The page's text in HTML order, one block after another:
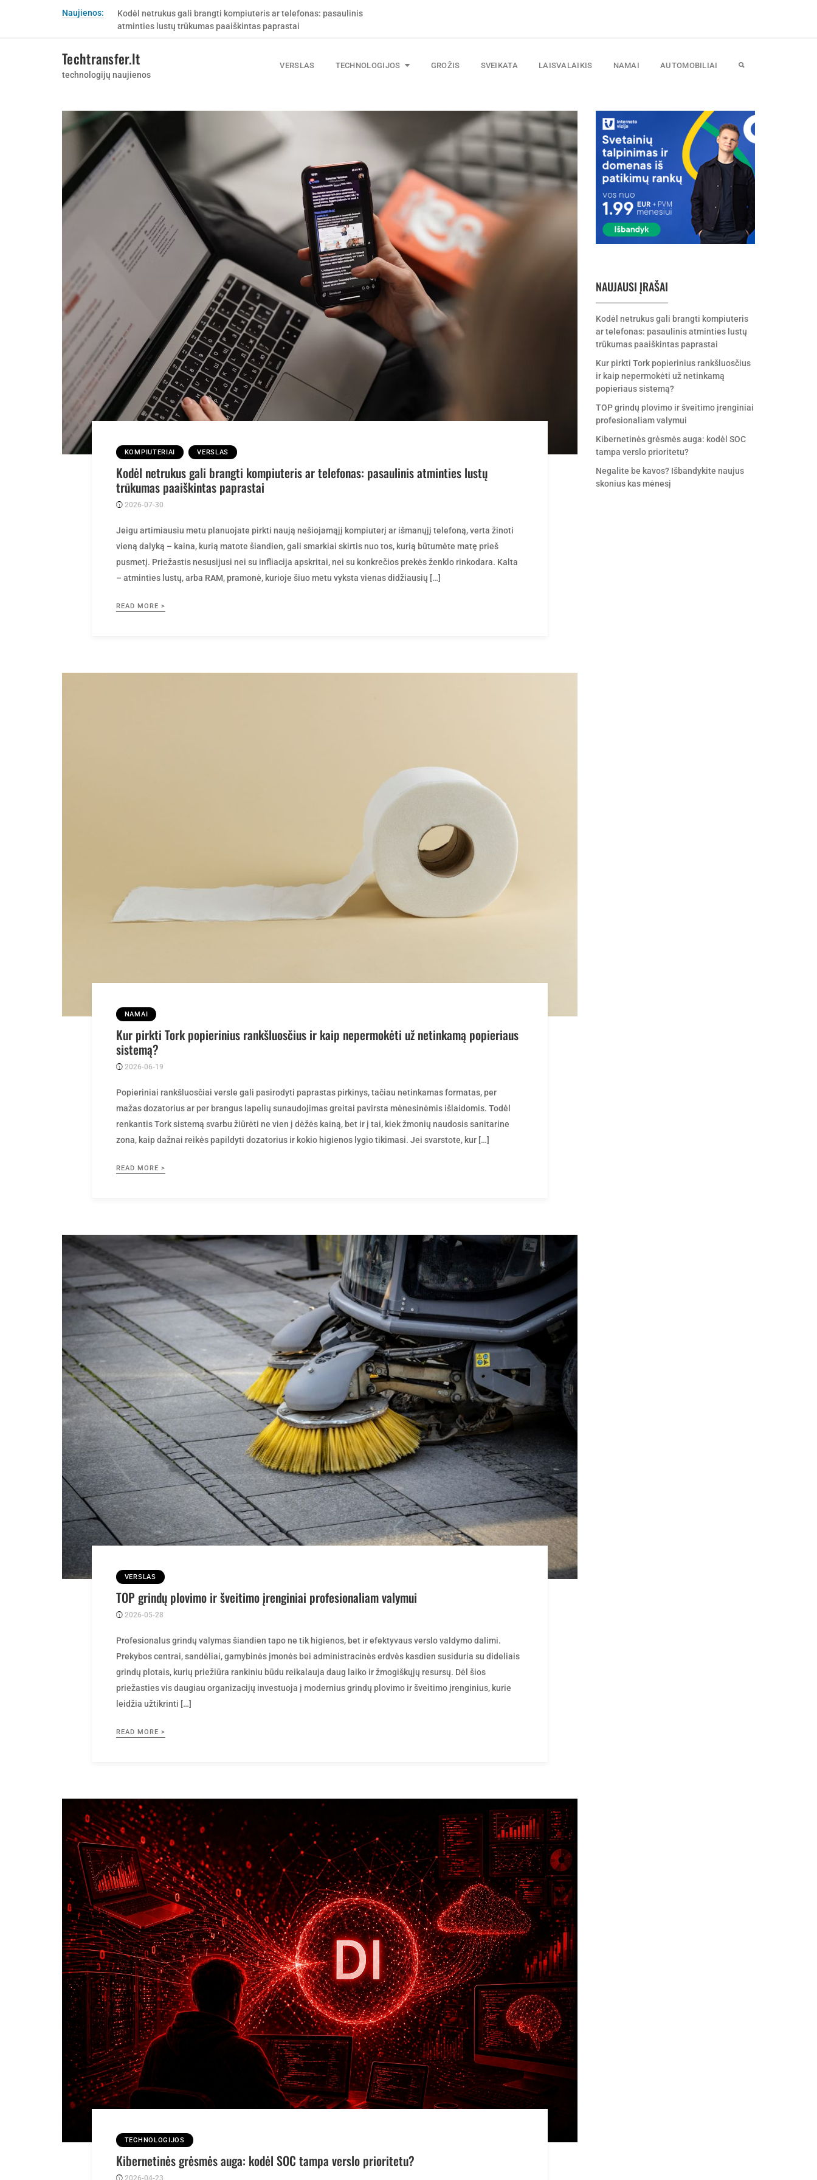
Naujienos:
Kur pirkti Tork popierinius rankšluosčius ir kaip nepermokėti už
netinkamą popieriaus sistemą?
Techtransfer.lt
technologijų naujienos
VERSLAS TECHNOLOGIJOS GROŽIS SVEIKATA LAISVALAIKIS NAMAI AUTOMOBILIAI
KOMPIUTERIAI VERSLAS
Kodėl netrukus gali brangti kompiuteris ar telefonas: pasaulinis atminties lustų
trūkumas paaiškintas paprastai
2026-07-30
Jeigu artimiausiu metu planuojate pirkti naują nešiojamąjį kompiuterį ar išmanųjį telefoną, verta žinoti
vieną dalyką – kaina, kurią matote šiandien, gali smarkiai skirtis nuo tos, kurią būtumėte matę prieš
pusmetį. Priežastis nesusijusi nei su infliacija apskritai, nei su konkrečios prekės ženklo rinkodara. Kalta
– atminties lustų, arba RAM, pramonė, kurioje šiuo metu vyksta vienas didžiausių […]
READ MORE >
NAMAI
Kur pirkti Tork popierinius rankšluosčius ir kaip nepermokėti už netinkamą popieriaus
sistemą?
2026-06-19
by
Popieriniai rankšluosčiai versle gali pasirodyti paprastas pirkinys, tačiau netinkamas formatas, per
mažas dozatorius ar per brangus lapelių sunaudojimas greitai pavirsta mėnesinėmis išlaidomis. Todėl
renkantis Tork sistemą svarbu žiūrėti ne vien į dėžės kainą, bet ir į tai, kiek žmonių naudosis sanitarine
zona, kaip dažnai reikės papildyti dozatorius ir kokio higienos lygio tikimasi. Jei svarstote, kur […]
READ MORE >
VERSLAS
TOP grindų plovimo ir šveitimo įrenginiai profesionaliam valymui
2026-05-28
Profesionalus grindų valymas šiandien tapo ne tik higienos, bet ir efektyvaus verslo valdymo dalimi.
Prekybos centrai, sandėliai, gamybinės įmonės bei administracinės erdvės kasdien susiduria su dideliais
grindų plotais, kurių priežiūra rankiniu būdu reikalauja daug laiko ir žmogiškųjų resursų. Dėl šios
priežasties vis daugiau organizacijų investuoja į modernius grindų plovimo ir šveitimo įrenginius, kurie
leidžia užtikrinti […]
READ MORE >
TECHNOLOGIJOS
Kibernetinės grėsmės auga: kodėl SOC tampa verslo prioritetu?
2026-04-23
NAUJAUSI ĮRAŠAI
Kodėl netrukus gali brangti kompiuteris
ar telefonas: pasaulinis atminties lustų
trūkumas paaiškintas paprastai
Kur pirkti Tork popierinius rankšluosčius
ir kaip nepermokėti už netinkamą
popieriaus sistemą?
TOP grindų plovimo ir šveitimo įrenginiai
profesionaliam valymui
Kibernetinės grėsmės auga: kodėl SOC
tampa verslo prioritetu?
Negalite be kavos? Išbandykite naujus
skonius kas mėnesį